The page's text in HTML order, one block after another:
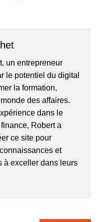
un entrepreneur
le potentiel du digital
la formation,
monde des affaires.
dans le
Robert a
ce site pour
et
à exceller dans leurs